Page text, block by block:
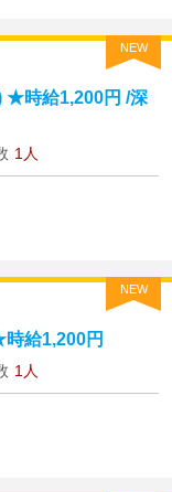
NEW
★時給1,200円 /深
1人
NEW
給1,200円
1人